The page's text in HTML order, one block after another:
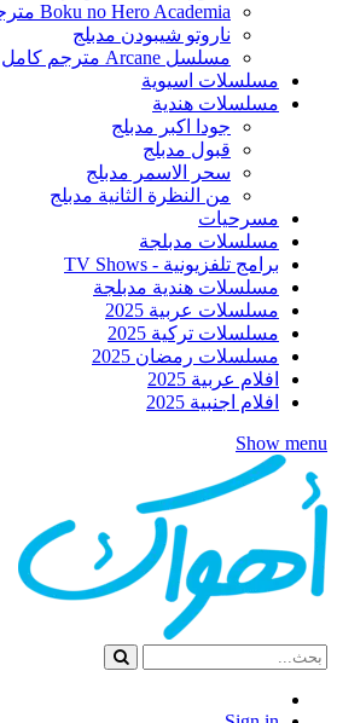
Boku no Hero Academia مترجم
ناروتو شيبودن مدبلج
مسلسل Arcane مترجم كامل
مسلسلات اسيوية
مسلسلات هندية
جودا اكبر مدبلج
قبول مدبلج
سحر الاسمر مدبلج
من النظرة الثانية مدبلج
مسرحيات
مسلسلات مدبلجة
برامج تلفزيونية - TV Shows
مسلسلات هندية مدبلجة
مسلسلات عربية 2025
مسلسلات تركية 2025
مسلسلات رمضان 2025
افلام عربية 2025
افلام اجنبية 2025
Show menu